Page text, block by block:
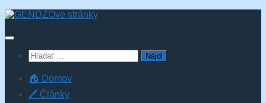
Skip
content
Hľadať:
🏠 Domov
🖊️ Články